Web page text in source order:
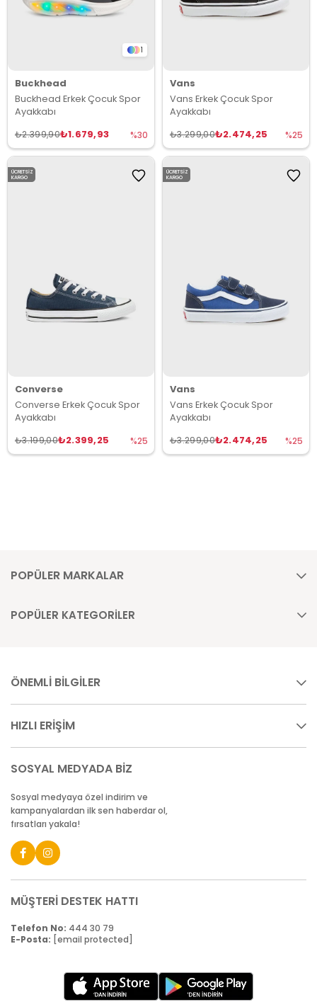
1
Buckhead
Buckhead Erkek Çocuk Spor
Ayakkabı
₺1.679,93
₺2.399,90 %30
Vans
Vans Erkek Çocuk Spor
Ayakkabı
₺2.474,25
₺3.299,00 %25
Converse
Converse Erkek Çocuk Spor
Ayakkabı
₺2.399,25
₺3.199,00 %25
ÜCRETSIZ
KARGO
Vans
Vans Erkek Çocuk Spor
Ayakkabı
₺2.474,25
₺3.299,00 %25
ÜCRETSIZ
KARGO
POPÜLER MARKALAR
POPÜLER KATEGORİLER
ÖNEMLİ BİLGİLER
HIZLI ERİŞİM
SOSYAL MEDYADA BİZ
Sosyal medyaya özel indirim ve
kampanyalardan ilk sen haberdar ol,
fırsatları yakala!
MÜŞTERİ DESTEK HATTI
Telefon No: 444 30 79
E-Posta: [email protected]